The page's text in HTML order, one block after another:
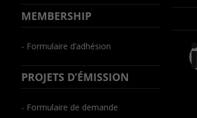
MEMBERSHIP
- Formulaire d’adhésion
PROJETS D’ÉMISSION
- Formulaire de demande